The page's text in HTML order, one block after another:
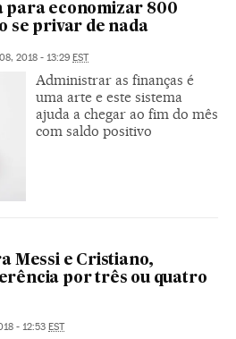
para economizar 800
se privar de nada
2018 - 13:29 EST
Administrar as finanças é
uma arte e este sistema
ajuda a chegar ao fim do mês
com saldo positivo
Messi e Cristiano,
por três ou quatro
- 12:53 EST